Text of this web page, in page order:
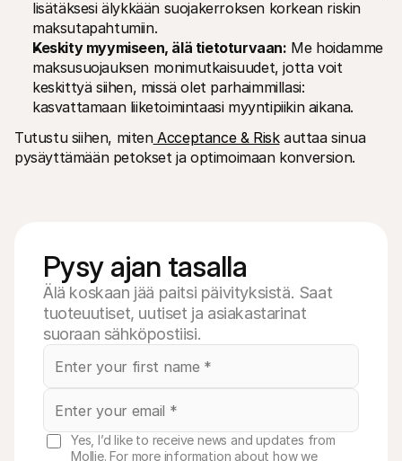
lisätäksesi älykkään suojakerroksen korkean riskin
maksutapahtumiin.
Keskity myymiseen, älä tietoturvaan: Me hoidamme
maksusuojauksen monimutkaisuudet, jotta voit
keskittyä siihen, missä olet parhaimmillasi:
kasvattamaan liiketoimintaasi myyntipiikin aikana.
Tutustu siihen, miten Acceptance & Risk auttaa sinua
pysäyttämään petokset ja optimoimaan konversion.
Pysy ajan tasalla
Älä koskaan jää paitsi päivityksistä. Saat
tuoteuutiset, uutiset ja asiakastarinat
suoraan sähköpostiisi.
Yes, I’d like to receive news and updates from
Mollie. For more information about how we